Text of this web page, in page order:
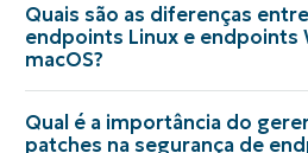
Quais são as diferenças
endpoints Linux e endpoints
macOS?
Qual é a importância do
patches na segurança de